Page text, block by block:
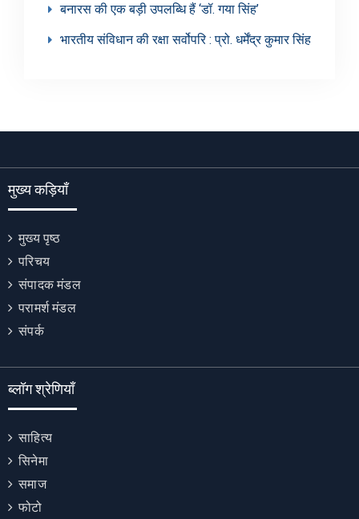
बनारस की एक बड़ी उपलब्धि हैं ‘डॉ. गया सिंह’
भारतीय संविधान की रक्षा सर्वोपरि : प्रो. धर्मेंद्र कुमार सिंह
मुख्य कड़ियाँ
मुख्य पृष्ठ
परिचय
संपादक मंडल
परामर्श मंडल
संपर्क
ब्लॉग श्रेणियाँ
साहित्य
सिनेमा
समाज
फोटो